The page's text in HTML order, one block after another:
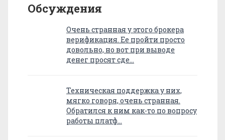
Обсуждения
Очень странная у этого брокера
верификация. Ее пройти просто
довольно, но вот при выводе
денег просят сде…
Техническая поддержка у них,
мягко говоря, очень странная.
Обратился к ним как-то по вопросу
работы платф…